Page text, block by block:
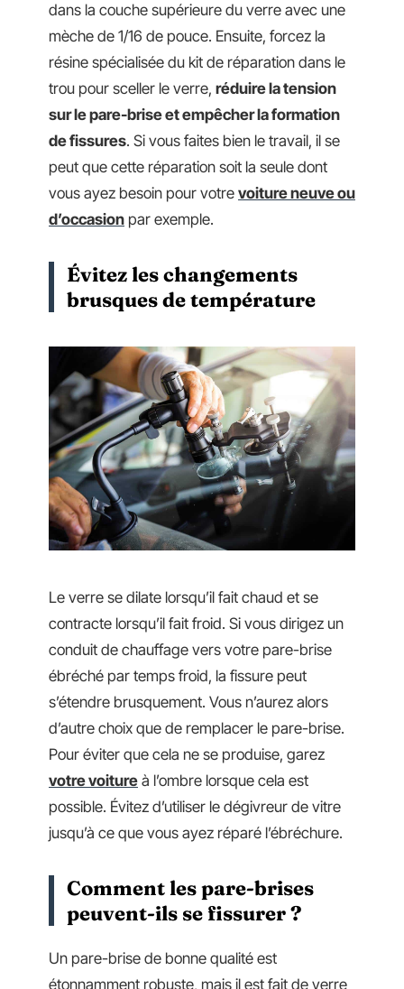
dans la couche supérieure du verre avec une
mèche de 1/16 de pouce. Ensuite, forcez la
résine spécialisée du kit de réparation dans le
trou pour sceller le verre, réduire la tension
sur le pare-brise et empêcher la formation
de fissures. Si vous faites bien le travail, il se
peut que cette réparation soit la seule dont
vous ayez besoin pour votre voiture neuve ou
d’occasion par exemple.
Évitez les changements
brusques de température
Le verre se dilate lorsqu’il fait chaud et se
contracte lorsqu’il fait froid. Si vous dirigez un
conduit de chauffage vers votre pare-brise
ébréché par temps froid, la fissure peut
s’étendre brusquement. Vous n’aurez alors
d’autre choix que de remplacer le pare-brise.
Pour éviter que cela ne se produise, garez
votre voiture à l’ombre lorsque cela est
possible. Évitez d’utiliser le dégivreur de vitre
jusqu’à ce que vous ayez réparé l’ébréchure.
Comment les pare-brises
peuvent-ils se fissurer ?
Un pare-brise de bonne qualité est
étonnamment robuste, mais il est fait de verre